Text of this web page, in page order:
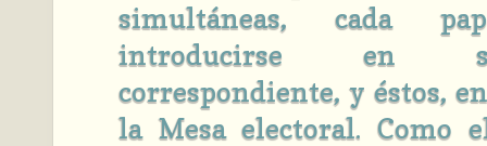
simultáneas, cada
introducirse en
correspondiente, y éstos,
la Mesa electoral. Como